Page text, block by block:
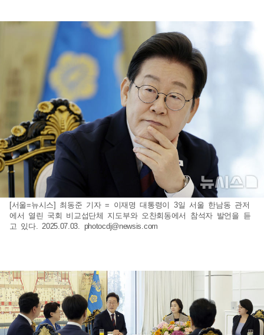
[서울=뉴시스] 최동준 기자 = 이재명 대통령이 3일 서울 한남동 관저
에서 열린 국회 비교섭단체 지도부와 오찬회동에서 참석자 발언을 듣
고 있다. 2025.07.03. photocdj@newsis.com